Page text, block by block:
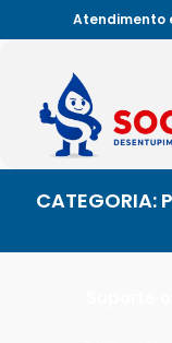
Atendimento
CATEGORIA: